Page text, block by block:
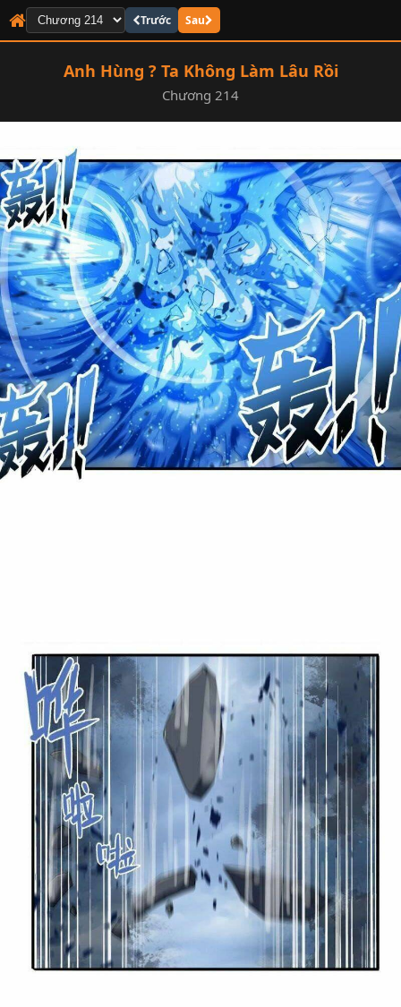
Trước Sau
Anh Hùng ? Ta Không Làm Lâu Rồi
Chương 214